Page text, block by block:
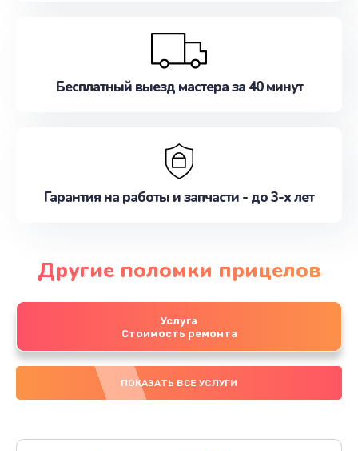
Бесплатный выезд мастера за 40 минут
Гарантия на работы и запчасти - до 3-х лет
Другие поломки прицелов
Услуга
Стоимость ремонта
ПОКАЗАТЬ ВСЕ УСЛУГИ